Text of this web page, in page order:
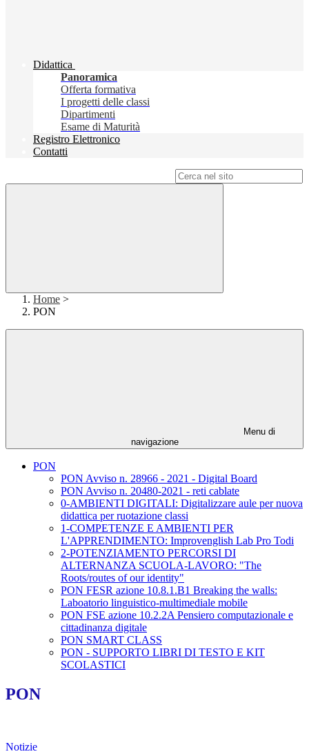
Didattica
Panoramica
Offerta formativa
I progetti delle classi
Dipartimenti
Esame di Maturità
Registro Elettronico
Contatti
Home >
PON
Menu di
navigazione
PON
PON Avviso n. 28966 - 2021 - Digital Board
PON Avviso n. 20480-2021 - reti cablate
0-AMBIENTI DIGITALI: Digitalizzare aule per nuova
didattica per ruotazione classi
1-COMPETENZE E AMBIENTI PER
L'APPRENDIMENTO: Improvenglish Lab Pro Todi
2-POTENZIAMENTO PERCORSI DI
ALTERNANZA SCUOLA-LAVORO: "The
Roots/routes of our identity"
PON FESR azione 10.8.1.B1 Breaking the walls:
Laboatorio linguistico-multimediale mobile
PON FSE azione 10.2.2A Pensiero computazionale e
cittadinanza digitale
PON SMART CLASS
PON - SUPPORTO LIBRI DI TESTO E KIT
SCOLASTICI
PON
Notizie